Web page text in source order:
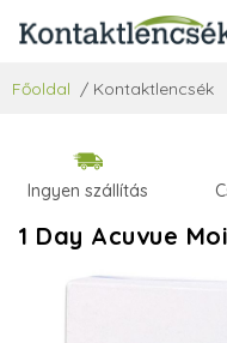
Főoldal / Kontaktlencsék
Ingyen szállítás
1 Day Acuvue